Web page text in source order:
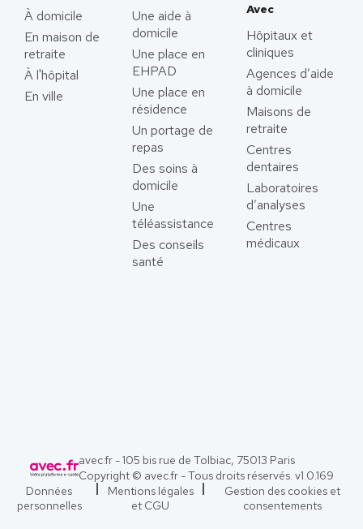
À domicile
En maison de
retraite
À l'hôpital
En ville
Une aide à
domicile
Une place en
EHPAD
Une place en
résidence
Un portage de
repas
Des soins à
domicile
Une
téléassistance
Des conseils
santé
Avec
Hôpitaux et
cliniques
Agences d’aide
à domicile
Maisons de
retraite
Centres
dentaires
Laboratoires
d’analyses
Centres
médicaux
avec.fr - 105 bis rue de Tolbiac, 75013 Paris
Copyright © avec.fr - Tous droits réservés. v1.0.169
Données
personnelles
Mentions légales
et CGU
Gestion des cookies et
consentements